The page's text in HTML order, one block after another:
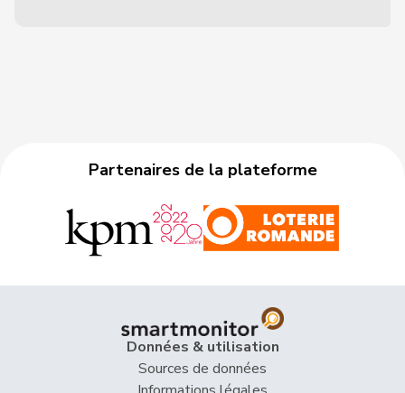
Partenaires de la plateforme
Données & utilisation
Sources de données